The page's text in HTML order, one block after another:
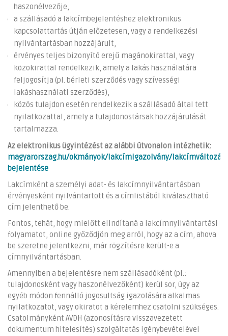
haszonélvezője,
a szállásadó a lakcímbejelentéshez elektronikus
kapcsolattartás útján előzetesen, vagy a rendelkezési
nyilvántartásban hozzájárult,
érvényes teljes bizonyító erejű magánokirattal, vagy
közokirattal rendelkezik, amely a lakás használatára
feljogosítja (pl. bérleti szerződés vagy szívességi
lakáshasználati szerződés),
közös tulajdon esetén rendelkezik a szállásadó által tett
nyilatkozattal, amely a tulajdonostársak hozzájárulását
tartalmazza.
Az elektronikus ügyintézést az alábbi útvonalon intézhetik:
magyarorszag.hu/okmányok/lakcímigazolvány/lakcímváltozás
bejelentése
Lakcímként a személyi adat- és lakcímnyilvántartásban
érvényesként nyilvántartott és a címlistából kiválasztható
cím jelenthető be.
Fontos, tehát, hogy mielőtt elindítaná a lakcímnyilvántartási
folyamatot, online győződjön meg arról, hogy az a cím, ahova
be szeretne jelentkezni, már rögzítésre került-e a
címnyilvántartásban.
Amennyiben a bejelentésre nem szállásadóként (pl.:
tulajdonosként vagy haszonélvezőként) kerül sor, úgy az
egyéb módon fennálló jogosultság igazolására alkalmas
nyilatkozatot, vagy okiratot a kérelemhez csatolni szükséges.
Csatolmányként AVDH (azonosításra visszavezetett
dokumentum hitelesítés) szolgáltatás igénybevételével